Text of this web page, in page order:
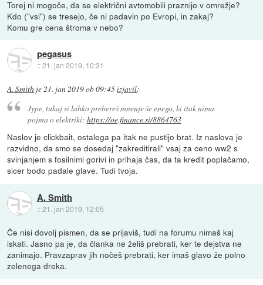
Torej ni mogoče, da se električni avtomobili praznijo v omrežje?
Kdo ("vsi") se tresejo, če ni padavin po Evropi, in zakaj?
Komu gre cena štroma v nebo?
pegasus
::21. jan 2019, 10:31
A. Smith je21. jan 2019 ob 09:45izjavil:
Jype, tukaj si lahko prebereš mnenje še enega, ki itak nima
pojma o elektriki: https://oe.finance.si/8864763
Naslov je clickbait, ostalega pa itak ne pustijo brat. Iz naslova je
razvidno, da smo se dosedaj "zakreditirali" vsaj za ceno ww2 s
svinjanjem s fosilnimi gorivi in prihaja čas, da ta kredit poplačamo,
sicer bodo padale glave. Tudi tvoja.
A. Smith
::21. jan 2019, 12:05
Če nisi dovolj pismen, da se prijaviš, tudi na forumu nimaš kaj
iskati. Jasno pa je, da članka ne želiš prebrati, ker te dejstva ne
zanimajo. Pravzaprav jih nočeš prebrati, ker imaš glavo že polno
zelenega dreka.